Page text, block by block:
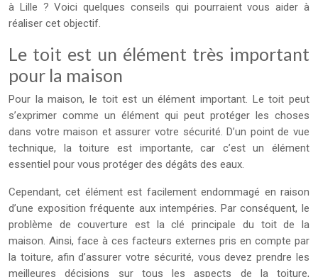
à Lille ? Voici quelques conseils qui pourraient vous aider à
réaliser cet objectif.
Le toit est un élément très important
pour la maison
Pour la maison, le toit est un élément important. Le toit peut
s’exprimer comme un élément qui peut protéger les choses
dans votre maison et assurer votre sécurité. D’un point de vue
technique, la toiture est importante, car c’est un élément
essentiel pour vous protéger des dégâts des eaux.
Cependant, cet élément est facilement endommagé en raison
d’une exposition fréquente aux intempéries. Par conséquent, le
problème de couverture est la clé principale du toit de la
maison. Ainsi, face à ces facteurs externes pris en compte par
la toiture, afin d’assurer votre sécurité, vous devez prendre les
meilleures décisions sur tous les aspects de la toiture,